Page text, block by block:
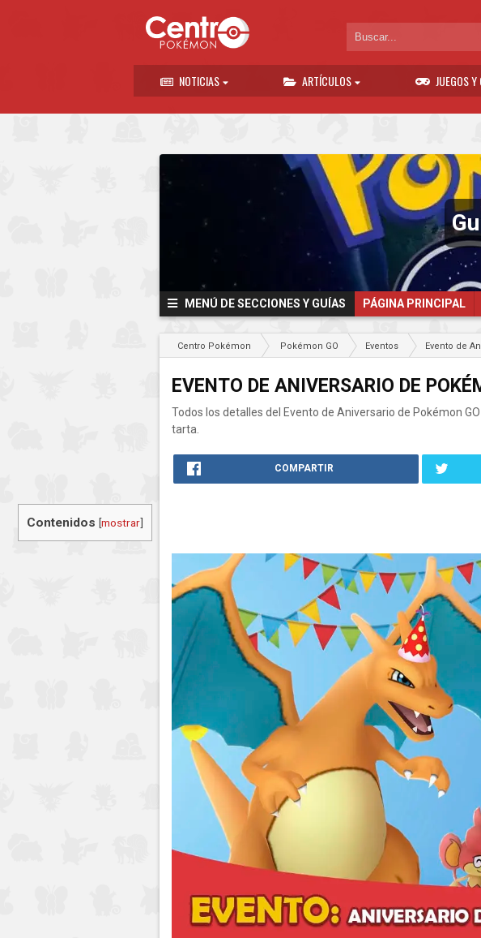
NOTICIAS ARTÍCULOS JUEGOS
MENÚ DE SECCIONES Y GUÍAS PÁGINA PRINCIPAL
Centro Pokémon Pokémon GO Eventos Evento de
EVENTO DE ANIVERSARIO DE
Todos los detalles del Evento de Aniversario de Pokémon
tarta.
COMPARTIR
Contenidos [mostrar]